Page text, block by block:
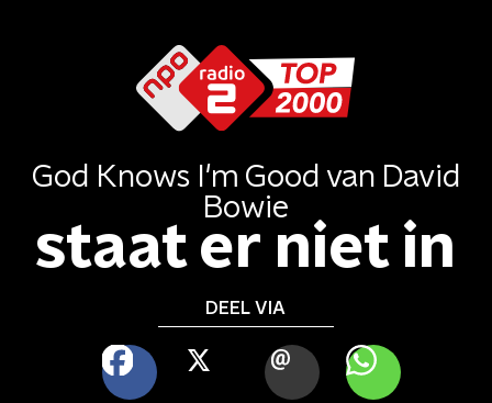
God Knows I'm Good van David
Bowie
staat er niet in
DEEL VIA
FACEBOOK
X MAIL WHATSAPP